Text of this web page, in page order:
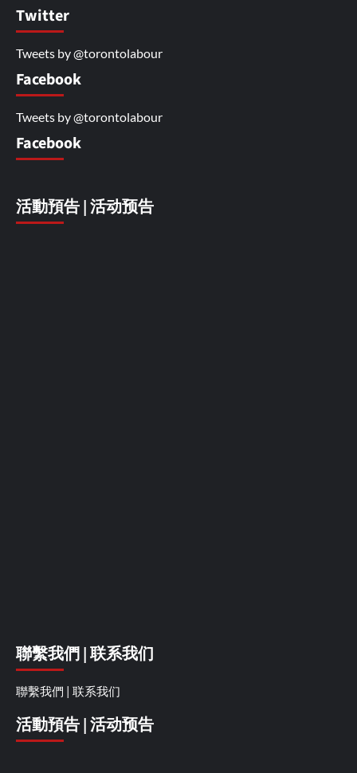
Twitter
Tweets by @torontolabour
Facebook
Tweets by @torontolabour
Facebook
活動預告 | 活动预告
聯繫我們 | 联系我们
聯繫我們 | 联系我们
活動預告 | 活动预告